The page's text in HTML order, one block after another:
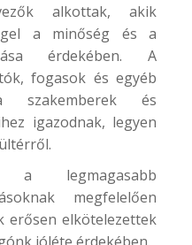
alkottak, akik
a minőség és a
érdekében. A
fogasok és egyéb
szakemberek és
igazodnak, legyen
a legmagasabb
megfelelően
erősen elkötelezettek